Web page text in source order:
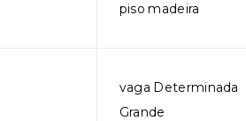
piso madeira
vaga Determinada
Grande